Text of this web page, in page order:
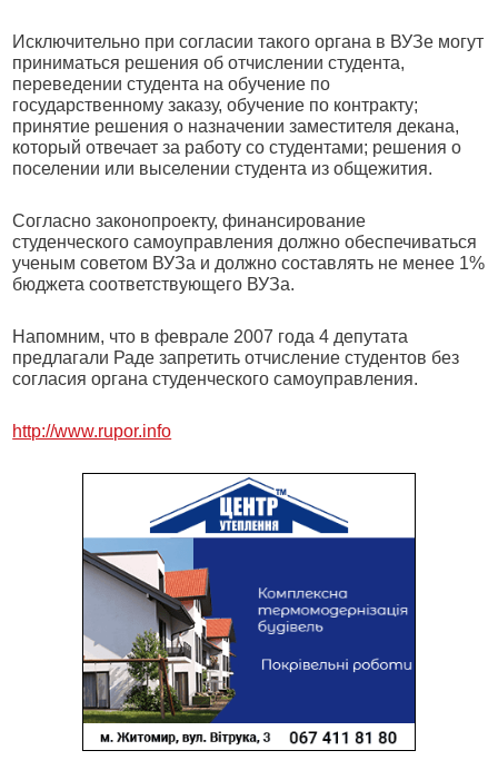
Исключительно при согласии такого органа в ВУЗе могут
приниматься решения об отчислении студента,
переведении студента на обучение по
государственному заказу, обучение по контракту;
принятие решения о назначении заместителя декана,
который отвечает за работу со студентами; решения о
поселении или выселении студента из общежития.
Согласно законопроекту, финансирование
студенческого самоуправления должно обеспечиваться
ученым советом ВУЗа и должно составлять не менее 1%
бюджета соответствующего ВУЗа.
Напомним, что в феврале 2007 года 4 депутата
предлагали Раде запретить отчисление студентов без
согласия органа студенческого самоуправления.
http://www.rupor.info